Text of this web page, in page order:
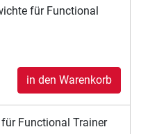
für Functional
in den Warenkorb
Functional Trainer